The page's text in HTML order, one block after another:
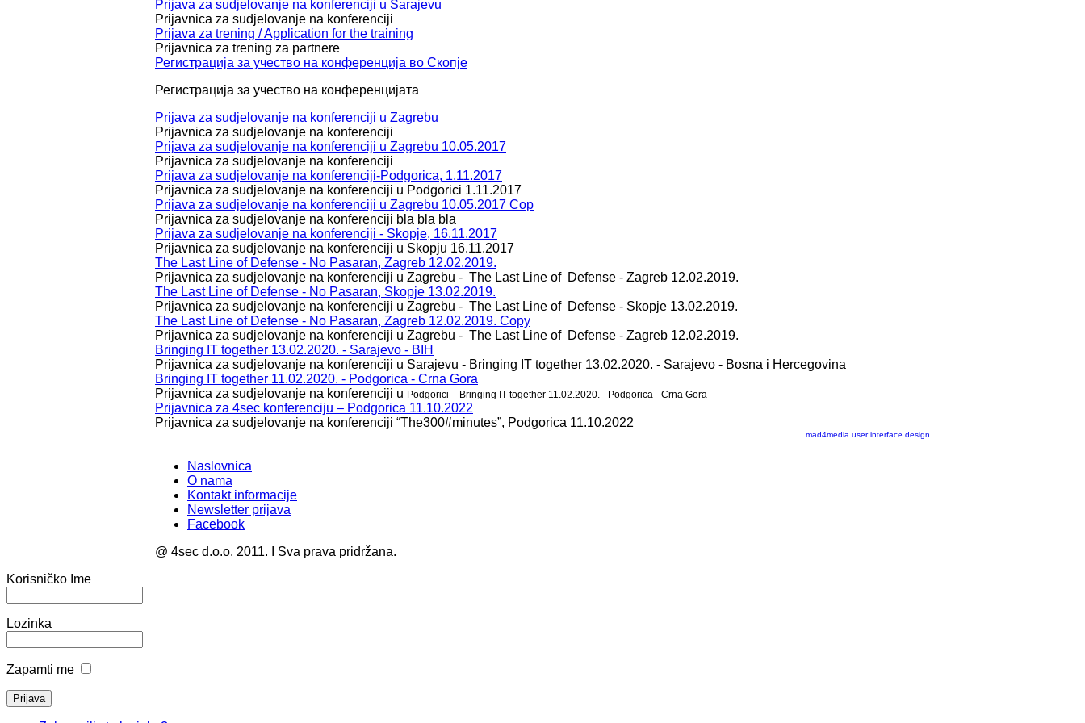
Prijava za sudjelovanje na konferenciji u Sarajevu
Prijavnica za sudjelovanje na konferenciji
Prijava za trening / Application for the training
Prijavnica za trening za partnere
Регистрација за учество на конференција во Скопје
Регистрација за учество на конференцијата
Prijava za sudjelovanje na konferenciji u Zagrebu
Prijavnica za sudjelovanje na konferenciji
Prijava za sudjelovanje na konferenciji u Zagrebu 10.05.2017
Prijavnica za sudjelovanje na konferenciji
Prijava za sudjelovanje na konferenciji-Podgorica, 1.11.2017
Prijavnica za sudjelovanje na konferenciji u Podgorici 1.11.2017
Prijava za sudjelovanje na konferenciji u Zagrebu 10.05.2017 Cop
Prijavnica za sudjelovanje na konferenciji bla bla bla
Prijava za sudjelovanje na konferenciji - Skopje, 16.11.2017
Prijavnica za sudjelovanje na konferenciji u Skopju 16.11.2017
The Last Line of Defense - No Pasaran, Zagreb 12.02.2019.
Prijavnica za sudjelovanje na konferenciji u Zagrebu - The Last Line of Defense - Zagreb 12.02.2019.
The Last Line of Defense - No Pasaran, Skopje 13.02.2019.
Prijavnica za sudjelovanje na konferenciji u Zagrebu - The Last Line of Defense - Skopje 13.02.2019.
The Last Line of Defense - No Pasaran, Zagreb 12.02.2019. Copy
Prijavnica za sudjelovanje na konferenciji u Zagrebu - The Last Line of Defense - Zagreb 12.02.2019.
Bringing IT together 13.02.2020. - Sarajevo - BIH
Prijavnica za sudjelovanje na konferenciji u Sarajevu - Bringing IT together 13.02.2020. - Sarajevo - Bosna i Hercegovina
Bringing IT together 11.02.2020. - Podgorica - Crna Gora
Prijavnica za sudjelovanje na konferenciji u Podgorici - Bringing IT together 11.02.2020. - Podgorica - Crna Gora
Prijavnica za 4sec konferenciju – Podgorica 11.10.2022
Prijavnica za sudjelovanje na konferenciji “The300#minutes”, Podgorica 11.10.2022
mad4media user interface design
Naslovnica
O nama
Kontakt informacije
Newsletter prijava
Facebook
@ 4sec d.o.o. 2011. I Sva prava pridržana.
Korisničko Ime
Lozinka
Zapamti me